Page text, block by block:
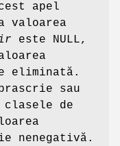
apel
valoarea
este NULL,
eliminată.
sau
de
nenegativă.